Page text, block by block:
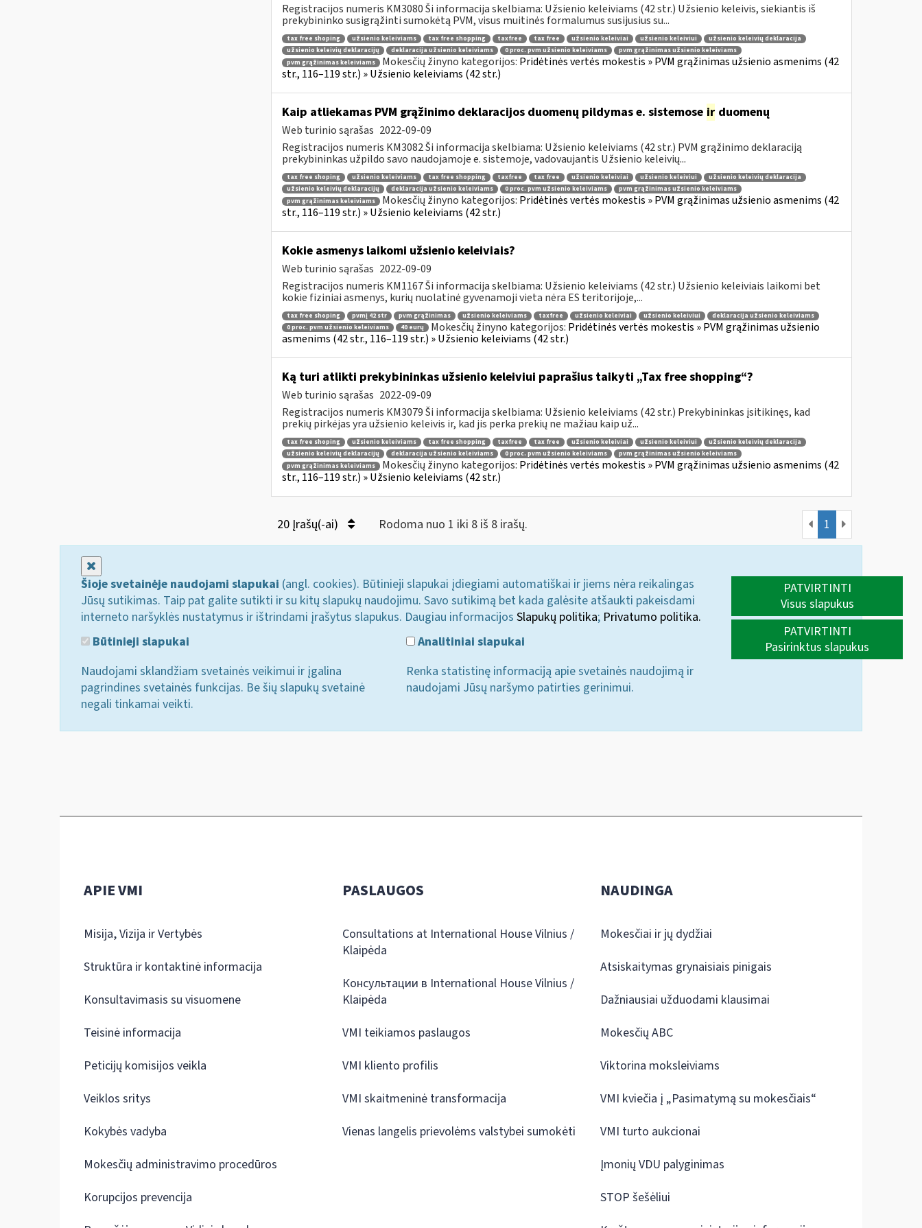
Registracijos numeris KM3080 Ši informacija skelbiama: Užsienio keleiviams (42 str.) Užsienio keleivis, siekiantis iš
prekybininko susigrąžinti sumokėtą PVM, visus muitinės formalumus susijusius su...
tax free shoping užsienio keleiviams tax free shopping taxfree tax free užsienio keleiviai užsienio keleiviui
užsienio keleivių deklaracija
užsienio keleivių deklaracijų
deklaracija užsienio keleiviams 0 proc. pvm užsienio keleiviams
pvm grąžinimas užsienio keleiviams
pvm grąžinimas keleiviams
Mokesčių žinyno kategorijos: Pridėtinės vertės mokestis » PVM grąžinimas užsienio asmenims (42
str., 116–119 str.) » Užsienio keleiviams (42 str.)
Kaip atliekamas PVM grąžinimo deklaracijos duomenų pildymas e. sistemose irduomenų
Web turinio sąrašas 2022-09-09
Registracijos numeris KM3082 Ši informacija skelbiama: Užsienio keleiviams (42 str.) PVM grąžinimo deklaraciją
prekybininkas užpildo savo naudojamoje e. sistemoje, vadovaujantis Užsienio keleivių...
tax free shoping užsienio keleiviams tax free shopping taxfree tax free užsienio keleiviai užsienio keleiviui
užsienio keleivių deklaracija
užsienio keleivių deklaracijų
deklaracija užsienio keleiviams 0 proc. pvm užsienio keleiviams
pvm grąžinimas užsienio keleiviams
pvm grąžinimas keleiviams
Mokesčių žinyno kategorijos: Pridėtinės vertės mokestis » PVM grąžinimas užsienio asmenims (42
str., 116–119 str.) » Užsienio keleiviams (42 str.)
Kokie asmenys laikomi užsienio keleiviais?
Web turinio sąrašas 2022-09-09
Registracijos numeris KM1167 Ši informacija skelbiama: Užsienio keleiviams (42 str.) Užsienio keleiviais laikomi bet
kokie fiziniai asmenys, kurių nuolatinė gyvenamoji vieta nėra ES teritorijoje,...
tax free shoping pvmį 42 str pvm grąžinimas užsienio keleiviams taxfree užsienio keleiviai užsienio keleiviui
deklaracija užsienio keleiviams
0 proc. pvm užsienio keleiviams
40 eurų Mokesčių žinyno kategorijos: Pridėtinės vertės mokestis » PVM grąžinimas užsienio
asmenims (42 str., 116–119 str.) » Užsienio keleiviams (42 str.)
Ką turi atlikti prekybininkas užsienio keleiviui paprašius taikyti „Tax free shopping“?
Web turinio sąrašas 2022-09-09
Registracijos numeris KM3079 Ši informacija skelbiama: Užsienio keleiviams (42 str.) Prekybininkas įsitikinęs, kad
prekių pirkėjas yra užsienio keleivis ir, kad jis perka prekių ne mažiau kaip už...
tax free shoping užsienio keleiviams tax free shopping taxfree tax free užsienio keleiviai užsienio keleiviui
užsienio keleivių deklaracija
užsienio keleivių deklaracijų
deklaracija užsienio keleiviams 0 proc. pvm užsienio keleiviams
pvm grąžinimas užsienio keleiviams
pvm grąžinimas keleiviams
Mokesčių žinyno kategorijos: Pridėtinės vertės mokestis » PVM grąžinimas užsienio asmenims (42
str., 116–119 str.) » Užsienio keleiviams (42 str.)
20 Įrašų(-ai) Rodoma nuo 1 iki 8 iš 8 irašų. 1
Šioje svetainėje naudojami slapukai (angl. cookies). Būtinieji slapukai įdiegiami automatiškai ir jiems nėra reikalingas
Jūsų sutikimas. Taip pat galite sutikti ir su kitų slapukų naudojimu. Savo sutikimą bet kada galėsite atšaukti pakeisdami
interneto naršyklės nustatymus ir ištrindami įrašytus slapukus. Daugiau informacijos Slapukų politika; Privatumo politika.
Būtinieji slapukai
Naudojami sklandžiam svetainės veikimui ir įgalina
pagrindines svetainės funkcijas. Be šių slapukų svetainė
negali tinkamai veikti.
Analitiniai slapukai
Renka statistinę informaciją apie svetainės naudojimą ir
naudojami Jūsų naršymo patirties gerinimui.
PATVIRTINTI
Visus slapukus
PATVIRTINTI
Pasirinktus slapukus
APIE VMI
Misija, Vizija ir Vertybės
Struktūra ir kontaktinė informacija
Konsultavimasis su visuomene
Teisinė informacija
Peticijų komisijos veikla
Veiklos sritys
Kokybės vadyba
Mokesčių administravimo procedūros
Korupcijos prevencija
PASLAUGOS
Consultations at International House Vilnius /
Klaipėda
Консультации в International House Vilnius /
Klaipėda
VMI teikiamos paslaugos
VMI kliento profilis
VMI skaitmeninė transformacija
Vienas langelis prievolėms valstybei sumokėti
NAUDINGA
Mokesčiai ir jų dydžiai
Atsiskaitymas grynaisiais pinigais
Dažniausiai užduodami klausimai
Mokesčių ABC
Viktorina moksleiviams
VMI kviečia į „Pasimatymą su mokesčiais“
VMI turto aukcionai
Įmonių VDU palyginimas
STOP šešėliui